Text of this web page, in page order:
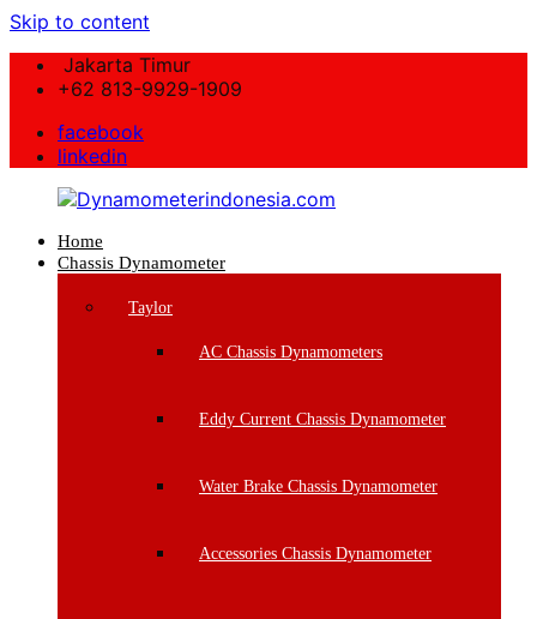
Skip to content
Jakarta Timur
+62 813-9929-1909
facebook
linkedin
Dynamometerindonesia.com
Home
Chassis Dynamometer
Taylor
AC Chassis Dynamometers
Eddy Current Chassis Dynamometer
Water Brake Chassis Dynamometer
Accessories Chassis Dynamometer